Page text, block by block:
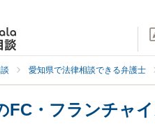
愛知県で法律相談できる弁護士
FC・フランチャ